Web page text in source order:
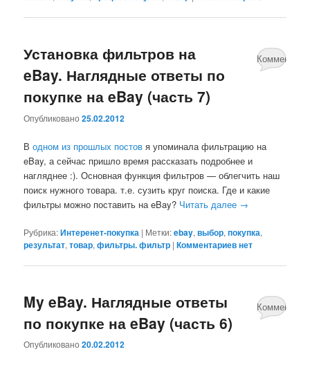
Установка фильтров на
eBay. Наглядные ответы по
покупке на eBay (часть 7)
Опубликовано25.02.2012
Водном из прошлых постов я упоминала фильтрацию на
eBay, а сейчас пришло время рассказать подробнее и
нагляднее :). Основная функция фильтров — облегчить наш
поиск нужного товара. т.е. сузить круг поиска. Где и какие
фильтры можно поставить на eBay? Читать далее →
Рубрика:Интеренет-покупка | Метки:ebay,выбор,покупка,
результат,товар,фильтры. фильтр |Комментариев нет
My eBay. Наглядные ответы
по покупке на eBay (часть 6)
Опубликовано20.02.2012